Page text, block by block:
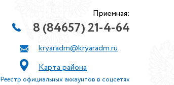
Приемная:
8 (84657) 21-4-64
kryaradm@kryaradm.ru
Карта района
Реестр официальных аккаунтов в соцсетях